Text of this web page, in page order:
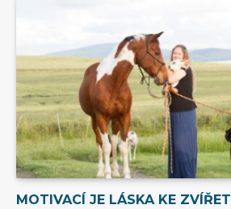
MOTIVACÍ JE LÁSKA KE ZVÍŘETI